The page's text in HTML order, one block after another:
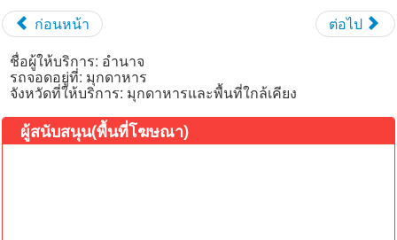
ก่อนหน้า
ต่อไป
ชื่อผู้ให้บริการ: อำนาจ
รถจอดอยู่ที่: มุกดาหาร
จังหวัดที่ให้บริการ: มุกดาหารและพื้นที่ใกล้เคียง
ผู้สนับสนุน(พื้นที่โฆษณา)